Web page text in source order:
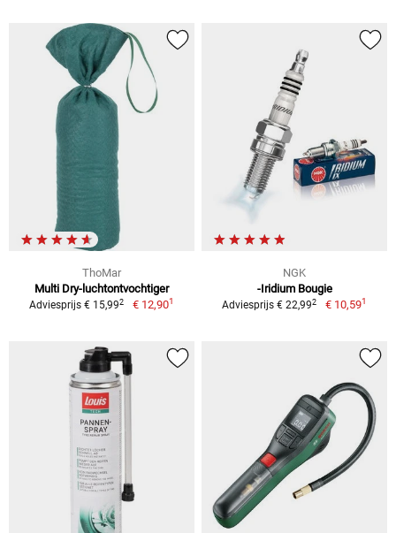
ThoMar
Multi Dry-luchtontvochtiger
Adviesprijs € 15,992 € 12,901
NGK
-Iridium Bougie
Adviesprijs € 22,992 € 10,591